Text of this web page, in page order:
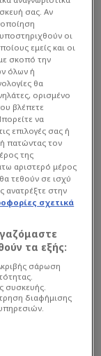
σας. Αν
οι
εμείς και οι
σκοπό την
όλων ή
θα
ορισμένο
βλέπετε
να
επιλογές σας ή
πατώντας τον
της
αριστερό μέρος
τεθούν σε ισχύ
ανατρέξτε στην
σχετικά
τα εξής:
σάρωση
συσκευής.
διαφήμισης